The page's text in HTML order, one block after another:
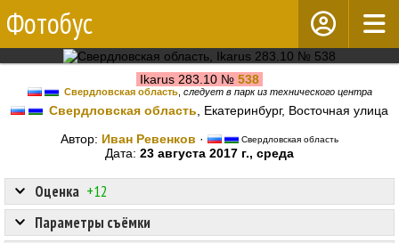
Фотобус
Ikarus 283.10 № 538
Свердловская область, следует в парк из технического центра
Свердловская область , Екатеринбург, Восточная улица
Автор: Иван Ревенков · Свердловская область
Дата: 23 августа 2017 г., среда
Оценка +12
Параметры съёмки